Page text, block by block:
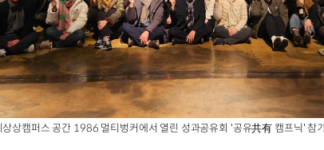
상캠퍼스 공간 1986 멀티벙커에서 열린 성과공유회 '공유共有 캠프닉' 참